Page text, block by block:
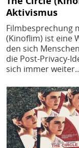
Aktivismus
Filmbesprechung
(Kinoflim) ist eine
den sich
die Post-Privacy-
sich immer
Bild